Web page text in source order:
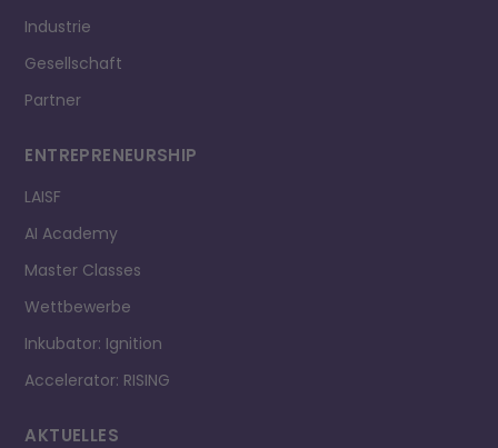
Industrie
Gesellschaft
Partner
ENTREPRE­NEURSHIP
LAISF
AI Academy
Master Classes
Wettbewerbe
Inkubator: Ignition
Accelerator: RISING
AKTUELLES